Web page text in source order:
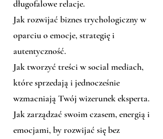
długofalowe relacje.
Jak rozwijać biznes trychologiczny w
oparciu o emocje, strategię i
autentyczność.
Jak tworzyć treści w social mediach,
które sprzedają i jednocześnie
wzmacniają Twój wizerunek eksperta.
Jak zarządzać swoim czasem, energią i
emocjami, by rozwijać się bez